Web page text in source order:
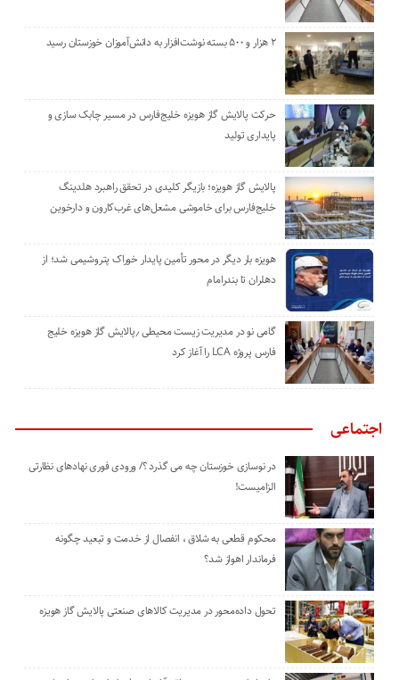
۲ هزار و ۵۰۰ بسته نوشت‌افزار به دانش‌آموزان خوزستان رسید
حرکت پالایش گاز هویزه خلیج‌فارس در مسیر چابک سازی و
پایداری تولید
پالایش گاز هویزه؛ بازیگر کلیدی در تحقق راهبرد هلدینگ
خلیج‌فارس برای خاموشی مشعل‌های غرب‌کارون و دارخوین
هویزه بار دیگر در محور تأمین پایدار خوراک پتروشیمی شد؛ از
دهلران تا بندرامام
گامی نو در مدیریت زیست ‌محیطی ٫پالایش گاز هویزه خلیج
‌فارس پروژه LCA را آغاز کرد
اجتماعی
در نوسازی خوزستان چه می گذرد ؟/ ورودی فوری نهادهای نظارتی
الزامیست!
محکوم قطعی به شلاق ، انفصال از خدمت و تبعید چگونه
فرماندار اهواز شد؟
تحول داده‌محور در مدیریت کالاهای صنعتی پالایش گاز هویزه